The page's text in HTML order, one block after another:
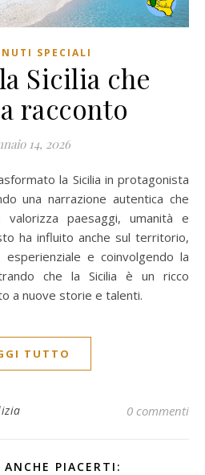
SPECIALI
Sicilia che
racconto
14, 2026
una narrazione autentica che
paesaggi, umanità e
ha influito anche sul territorio,
e coinvolgendo la
che la Sicilia è un ricco
a nuove storie e talenti.
TUTTO
0 commenti
ANCHE PIACERTI: